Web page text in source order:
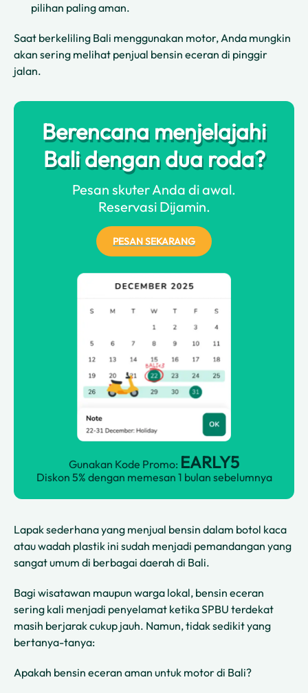
pilihan paling aman.
Saat berkeliling Bali menggunakan motor, Anda mungkin
akan sering melihat penjual bensin eceran di pinggir
jalan.
Berencana menjelajahi
Bali dengan dua roda?
Pesan skuter Anda di awal.
Reservasi Dijamin.
PESAN SEKARANG
Gunakan Kode Promo: EARLY5
Diskon 5% dengan memesan 1 bulan sebelumnya
Lapak sederhana yang menjual bensin dalam botol kaca
atau wadah plastik ini sudah menjadi pemandangan yang
sangat umum di berbagai daerah di Bali.
Bagi wisatawan maupun warga lokal, bensin eceran
sering kali menjadi penyelamat ketika SPBU terdekat
masih berjarak cukup jauh. Namun, tidak sedikit yang
bertanya-tanya:
Apakah bensin eceran aman untuk motor di Bali?